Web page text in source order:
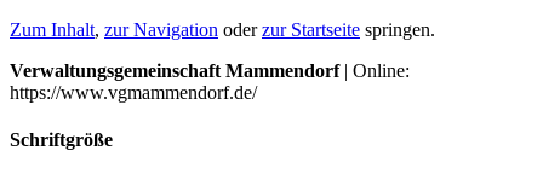
Zum Inhalt, zur Navigation oderzur Startseite springen.
Verwaltungsgemeinschaft Mammendorf| Online:
https://www.vgmammendorf.de/
Schriftgröße